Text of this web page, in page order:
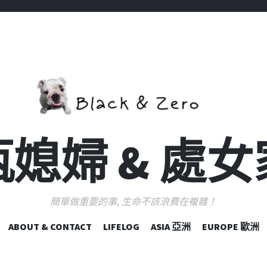
婦 & 處
簡單做重要的事, 生命不該浪費在複雜！
跳
ABOUT & CONTACT LIFELOG ASIA 亞洲 EUROPE 歐洲